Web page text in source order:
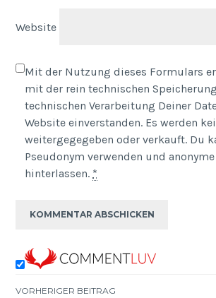
Website
Mit der Nutzung dieses Formulars
mit der rein technischen
technischen Verarbeitung Deiner
Website einverstanden. Es werden
weitergegegeben oder verkauft. Du
Pseudonym verwenden und
hinterlassen. *
VORHERIGER BEITRAG